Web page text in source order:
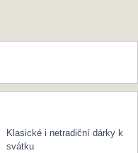
Klasické i netradiční dárky k
svátku